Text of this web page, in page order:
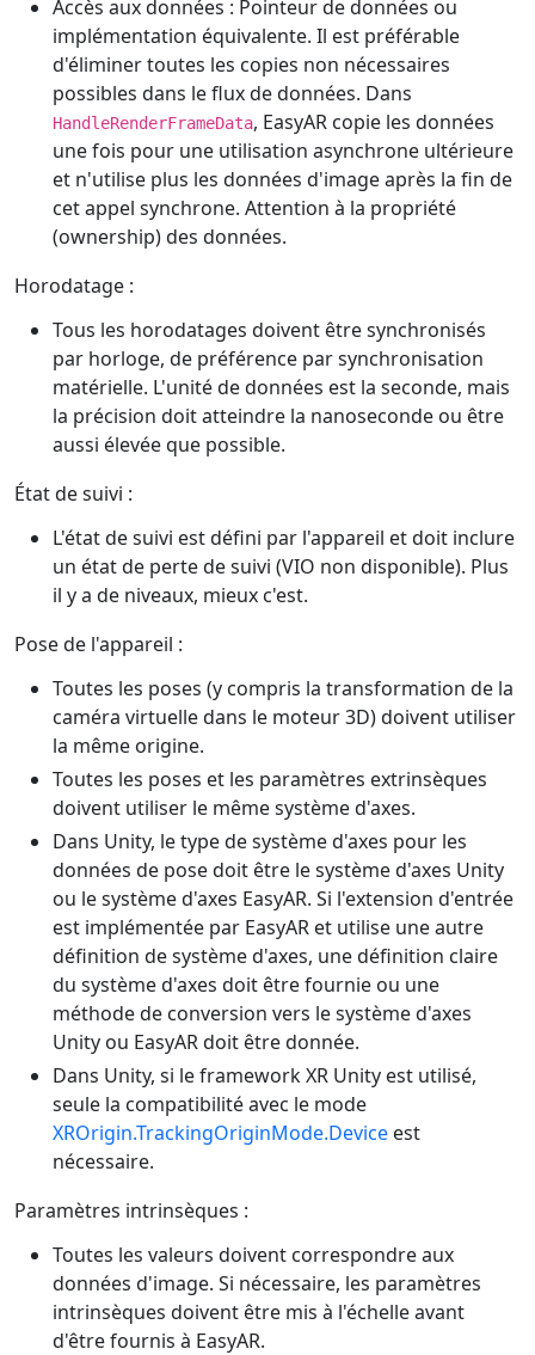
Accès aux données : Pointeur de données ou
implémentation équivalente. Il est préférable
d'éliminer toutes les copies non nécessaires
possibles dans le flux de données. Dans
HandleRenderFrameData, EasyAR copie les données
une fois pour une utilisation asynchrone ultérieure
et n'utilise plus les données d'image après la fin de
cet appel synchrone. Attention à la propriété
(ownership) des données.
Horodatage :
Tous les horodatages doivent être synchronisés
par horloge, de préférence par synchronisation
matérielle. L'unité de données est la seconde, mais
la précision doit atteindre la nanoseconde ou être
aussi élevée que possible.
État de suivi :
L'état de suivi est défini par l'appareil et doit inclure
un état de perte de suivi (VIO non disponible). Plus
il y a de niveaux, mieux c'est.
Pose de l'appareil :
Toutes les poses (y compris la transformation de la
caméra virtuelle dans le moteur 3D) doivent utiliser
la même origine.
Toutes les poses et les paramètres extrinsèques
doivent utiliser le même système d'axes.
Dans Unity, le type de système d'axes pour les
données de pose doit être le système d'axes Unity
ou le système d'axes EasyAR. Si l'extension d'entrée
est implémentée par EasyAR et utilise une autre
définition de système d'axes, une définition claire
du système d'axes doit être fournie ou une
méthode de conversion vers le système d'axes
Unity ou EasyAR doit être donnée.
Dans Unity, si le framework XR Unity est utilisé,
seule la compatibilité avec le mode
XROrigin.TrackingOriginMode.Device est
nécessaire.
Paramètres intrinsèques :
Toutes les valeurs doivent correspondre aux
données d'image. Si nécessaire, les paramètres
intrinsèques doivent être mis à l'échelle avant
d'être fournis à EasyAR.